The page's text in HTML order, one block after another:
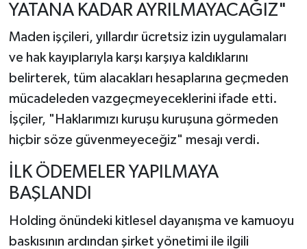
YATANA KADAR AYRILMAYACAĞIZ"
Maden işçileri, yıllardır ücretsiz izin uygulamaları
ve hak kayıplarıyla karşı karşıya kaldıklarını
belirterek, tüm alacakları hesaplarına geçmeden
mücadeleden vazgeçmeyeceklerini ifade etti.
İşçiler, "Haklarımızı kuruşu kuruşuna görmeden
hiçbir söze güvenmeyeceğiz" mesajı verdi.
İLK ÖDEMELER YAPILMAYA
BAŞLANDI
Holding önündeki kitlesel dayanışma ve kamuoyu
baskısının ardından şirket yönetimi ile ilgili